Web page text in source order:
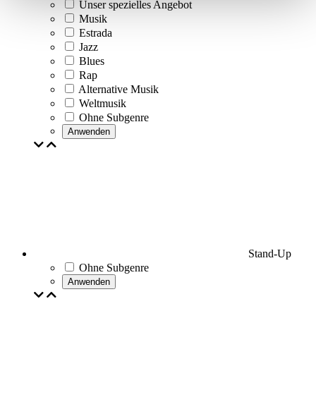
Unser spezielles Angebot
Musik
Estrada
Jazz
Blues
Rap
Alternative Musik
Weltmusik
Ohne Subgenre
Anwenden
Stand-Up
Ohne Subgenre
Anwenden